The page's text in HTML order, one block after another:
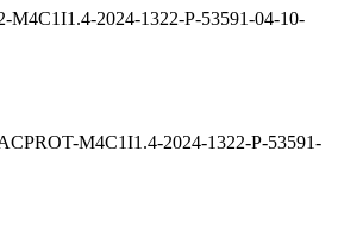
M4C1I1.4-2024-1322-P-53591-04-10-
M4C1I1.4-2024-1322-P-53591-